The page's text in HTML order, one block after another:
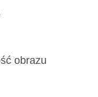
obrazu